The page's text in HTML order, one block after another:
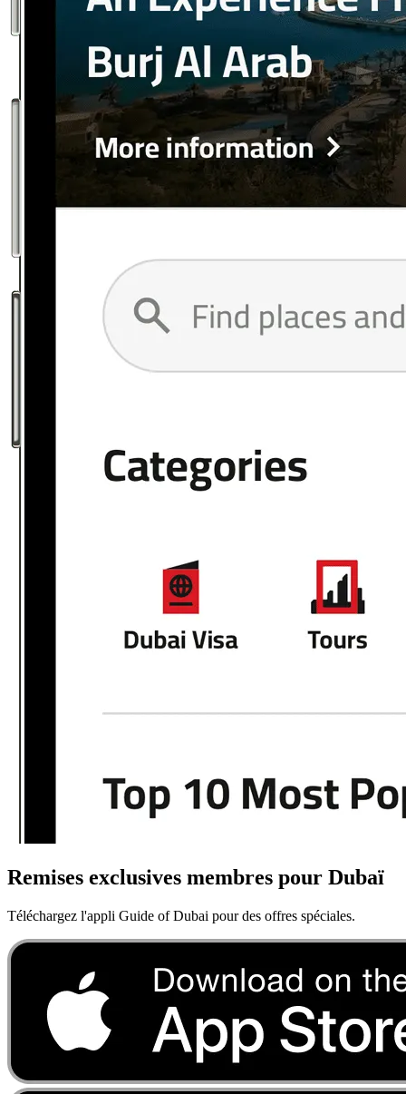
Remises exclusives membres pour Dubaï
Téléchargez l'appli Guide of Dubai pour des offres spéciales.